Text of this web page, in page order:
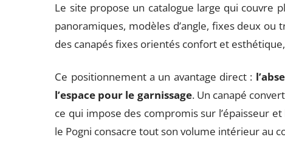
Le site propose un catalogue large qui couvre
panoramiques, modèles d’angle, fixes deux ou
des canapés fixes orientés confort et
Ce positionnement a un avantage direct :
l’espace pour le garnissage. Un canapé
ce qui impose des compromis sur l’épaisseur
le Pogni consacre tout son volume intérieur au